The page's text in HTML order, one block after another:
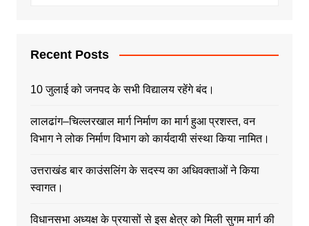
Recent Posts
10 जुलाई को जनपद के सभी विद्यालय रहेंगे बंद।
लालढांग–चिल्लरखाल मार्ग निर्माण का मार्ग हुआ प्रशस्त, वन
विभाग ने लोक निर्माण विभाग को कार्यदायी संस्था किया नामित।
उत्तराखंड बार काउंसलिंग के सदस्य का अधिवक्ताओं ने किया
स्वागत।
विधानसभा अध्यक्ष के प्रयासों से इस क्षेत्र को मिली सुगम मार्ग की